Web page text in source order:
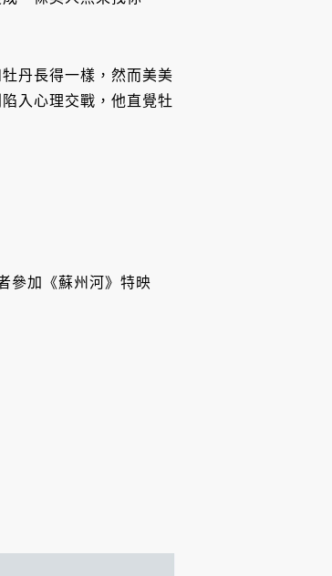
丹長得一樣，然而美美
入心理交戰，他直覺牡
參加《蘇州河》特映